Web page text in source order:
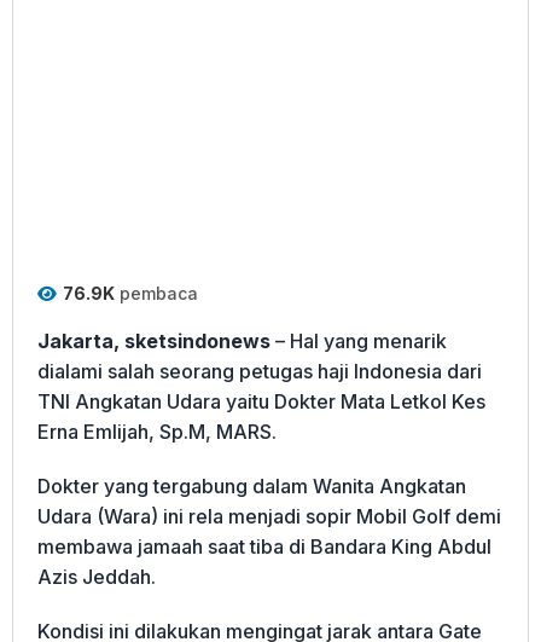
76.9K pembaca
Jakarta, sketsindonews – Hal yang menarik
dialami salah seorang petugas haji Indonesia dari
TNI Angkatan Udara yaitu Dokter Mata Letkol Kes
Erna Emlijah, Sp.M, MARS.
Dokter yang tergabung dalam Wanita Angkatan
Udara (Wara) ini rela menjadi sopir Mobil Golf demi
membawa jamaah saat tiba di Bandara King Abdul
Azis Jeddah.
Kondisi ini dilakukan mengingat jarak antara Gate